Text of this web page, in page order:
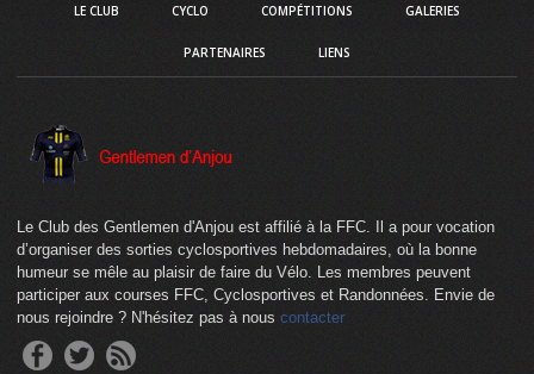
LE CLUB CYCLO COMPÉTITIONS GALERIES
PARTENAIRES LIENS
Le Club des Gentlemen d'Anjou est affilié à la FFC. Il a pour vocation
d’organiser des sorties cyclosportives hebdomadaires, où la bonne
humeur se mêle au plaisir de faire du Vélo. Les membres peuvent
participer aux courses FFC, Cyclosportives et Randonnées. Envie de
nous rejoindre ? N'hésitez pas à nous contacter